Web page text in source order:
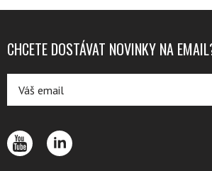
CHCETE DOSTÁVAT NOVINKY NA